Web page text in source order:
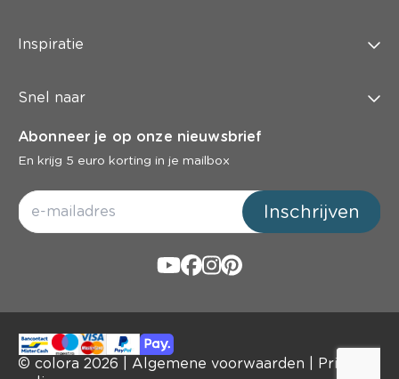
Inspiratie
Snel naar
Abonneer je op onze nieuwsbrief
En krijg 5 euro korting in je mailbox
Inschrijven
© colora 2026 Algemene voorwaarden
Privacy